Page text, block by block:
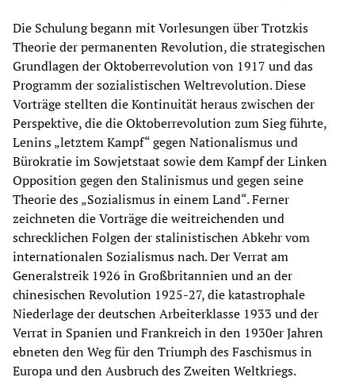
Die Schulung begann mit Vorlesungen über Trotzkis
Theorie der permanenten Revolution, die strategischen
Grundlagen der Oktoberrevolution von 1917 und das
Programm der sozialistischen Weltrevolution. Diese
Vorträge stellten die Kontinuität heraus zwischen der
Perspektive, die die Oktoberrevolution zum Sieg führte,
Lenins „letztem Kampf“ gegen Nationalismus und
Bürokratie im Sowjetstaat sowie dem Kampf der Linken
Opposition gegen den Stalinismus und gegen seine
Theorie des „Sozialismus in einem Land“. Ferner
zeichneten die Vorträge die weitreichenden und
schrecklichen Folgen der stalinistischen Abkehr vom
internationalen Sozialismus nach. Der Verrat am
Generalstreik 1926 in Großbritannien und an der
chinesischen Revolution 1925-27, die katastrophale
Niederlage der deutschen Arbeiterklasse 1933 und der
Verrat in Spanien und Frankreich in den 1930er Jahren
ebneten den Weg für den Triumph des Faschismus in
Europa und den Ausbruch des Zweiten Weltkriegs.